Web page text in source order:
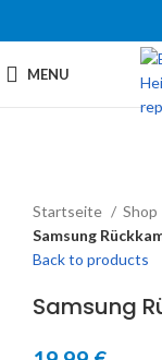
MENU
Startseite Shop
Samsung
Back to products
Samsung